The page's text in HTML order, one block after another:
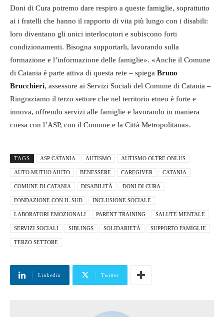
Doni di Cura potremo dare respiro a queste famiglie, soprattutto
ai i fratelli che hanno il rapporto di vita più lungo con i disabili:
loro diventano gli unici interlocutori e subiscono forti
condizionamenti. Bisogna supportarli, lavorando sulla
formazione e l’informazione delle famiglie». «Anche il Comune
di Catania è parte attiva di questa rete – spiega Bruno
Brucchieri, assessore ai Servizi Sociali del Comune di Catania –
Ringraziamo il terzo settore che nel territorio etneo è forte e
innova, offrendo servizi alle famiglie e lavorando in maniera
coesa con l’ASP, con il Comune e la Città Metropolitana».
TAGS ASP CATANIA AUTISMO AUTISMO OLTRE ONLUS
AUTO MUTUO AIUTO BENESSERE CAREGIVER CATANIA
COMUNE DI CATANIA DISABILITÀ DONI DI CURA
FONDAZIONE CON IL SUD INCLUSIONE SOCIALE
LABORATORI EMOZIONALI PARENT TRAINING SALUTE MENTALE
SERVIZI SOCIALI SIBLINGS SOLIDARIETÀ SUPPORTO FAMIGLIE
TERZO SETTORE
Linkedin Twitter